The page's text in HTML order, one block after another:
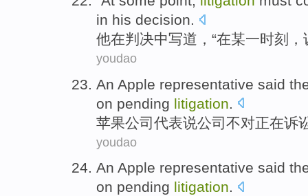
in his decision.
他在判决中写道 ，“在某一时刻 ，
youdao
An Apple representative said
on pending litigation
苹果公司代表说公司不对正在诉
youdao
An Apple representative said
on pending litigation.